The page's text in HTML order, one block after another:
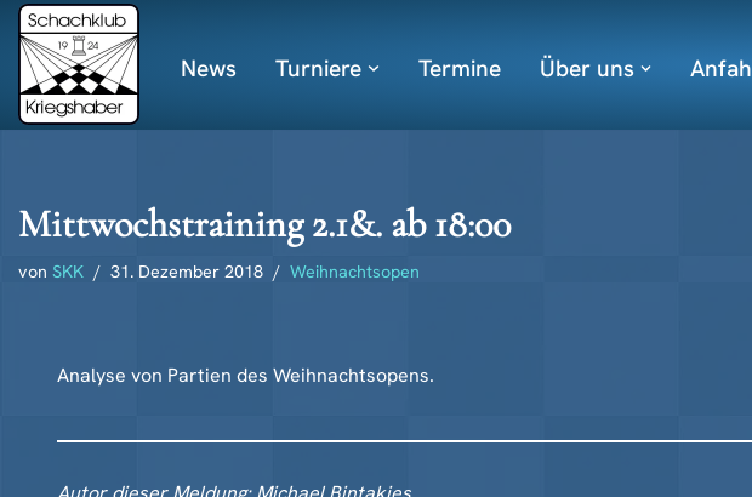
Zum
Inhalt
springen
News Turniere Termine Über uns
Mittwochstraining 2.1&. ab 18:00
von SKK 31. Dezember 2018 Weihnachtsopen
Analyse von Partien des Weihnachtsopens.